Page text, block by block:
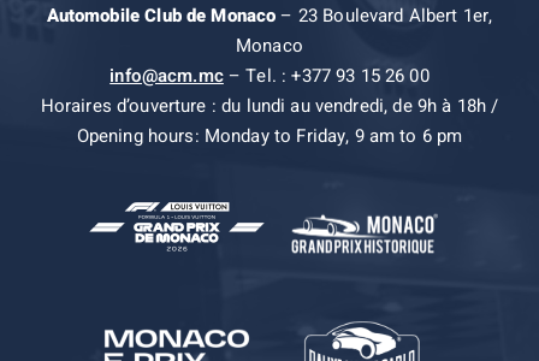
Automobile Club de Monaco– 23 Boulevard Albert 1er,
Monaco
info@acm.mc– Tel. : +377 93 15 26 00
Horaires d’ouverture : du lundi au vendredi, de 9h à 18h /
Opening hours: Monday to Friday, 9 am to 6 pm